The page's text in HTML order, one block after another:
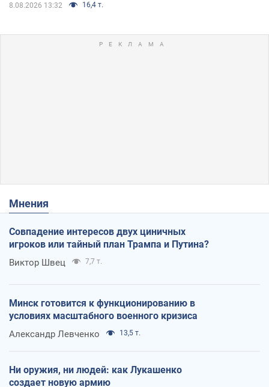
8.08.2026 13:32 16,4 т.
Мнения
Совпадение интересов двух циничных
игроков или тайный план Трампа и Путина?
Виктор Швец 7,7 т.
Минск готовится к функционированию в
условиях масштабного военного кризиса
Александр Левченко 13,5 т.
Ни оружия, ни людей: как Лукашенко
создает новую армию